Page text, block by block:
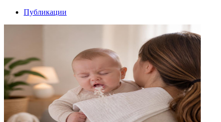
Публикации